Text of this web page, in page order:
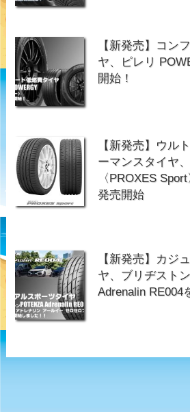
【新発売】コン
ヤ、ピレリ
開始！
【新発売】ウル
ーマンスタイヤ
〈PROXES
発売開始
【新発売】カジ
ヤ、ブリヂスト
Adrenalin RE004